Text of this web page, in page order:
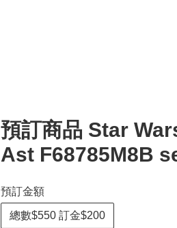
預訂商品 Star
Ast F68785M8B
預訂金額
總數$550 訂金$200